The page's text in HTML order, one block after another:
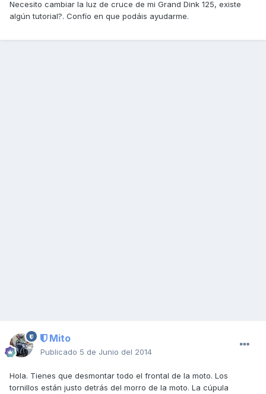
Necesito cambiar la luz de cruce de mi Grand Dink 125, existe
algún tutorial?. Confío en que podáis ayudarme.
Mito
Publicado 5 de Junio del 2014
Hola. Tienes que desmontar todo el frontal de la moto. Los
tornillos están justo detrás del morro de la moto. La cúpula